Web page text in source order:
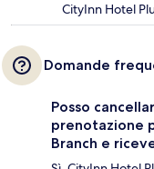
CityInn Hotel
Domande
Posso
prenotazione
Branch e